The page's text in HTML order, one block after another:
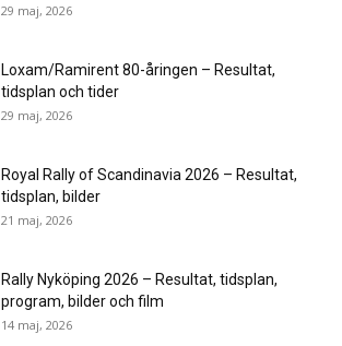
29 maj, 2026
Loxam/Ramirent 80-åringen – Resultat,
tidsplan och tider
29 maj, 2026
Royal Rally of Scandinavia 2026 – Resultat,
tidsplan, bilder
21 maj, 2026
Rally Nyköping 2026 – Resultat, tidsplan,
program, bilder och film
14 maj, 2026